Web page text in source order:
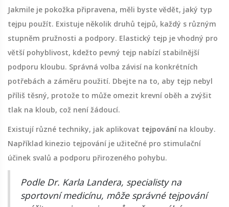
Jakmile je pokožka připravena, měli byste vědět, jaký typ
tejpu použít. Existuje několik druhů tejpů, každý s různým
stupněm pružnosti a podpory. Elastický tejp je vhodný pro
větší pohyblivost, kdežto pevný tejp nabízí stabilnější
podporu kloubu. Správná volba závisí na konkrétních
potřebách a záměru použití. Dbejte na to, aby tejp nebyl
příliš těsný, protože to může omezit krevní oběh a zvýšit
tlak na kloub, což není žádoucí.
Existují různé techniky, jak aplikovat tejpovánína klouby.
Například kinezio tejpování je užitečné pro stimulační
účinek svalů a podporu přirozeného pohybu.
Podle Dr. Karla Landera, specialisty na
sportovní medicínu, môže správné tejpování